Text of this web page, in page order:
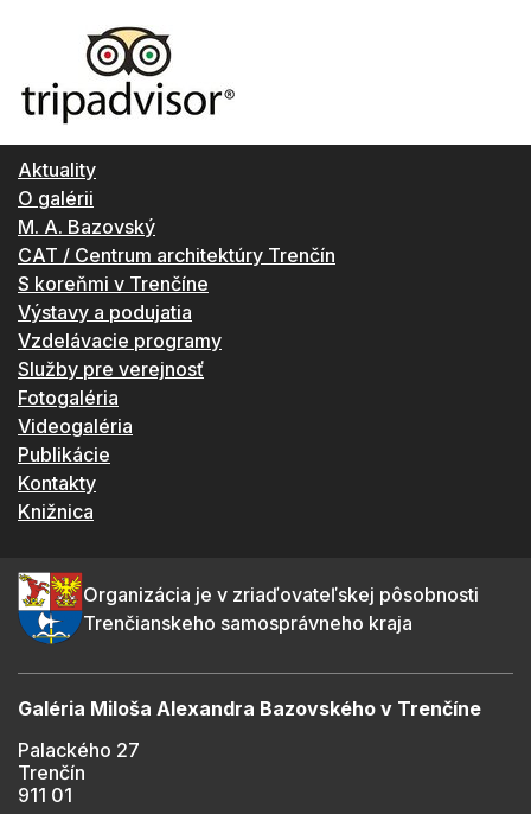
Aktuality
O galérii
M. A. Bazovský
CAT / Centrum architektúry Trenčín
S koreňmi v Trenčíne
Výstavy a podujatia
Vzdelávacie programy
Služby pre verejnosť
Fotogaléria
Videogaléria
Publikácie
Kontakty
Knižnica
Organizácia je v zriaďovateľskej pôsobnosti
Trenčianskeho samosprávneho kraja
Galéria Miloša Alexandra Bazovského v Trenčíne
Palackého 27
Trenčín
911 01